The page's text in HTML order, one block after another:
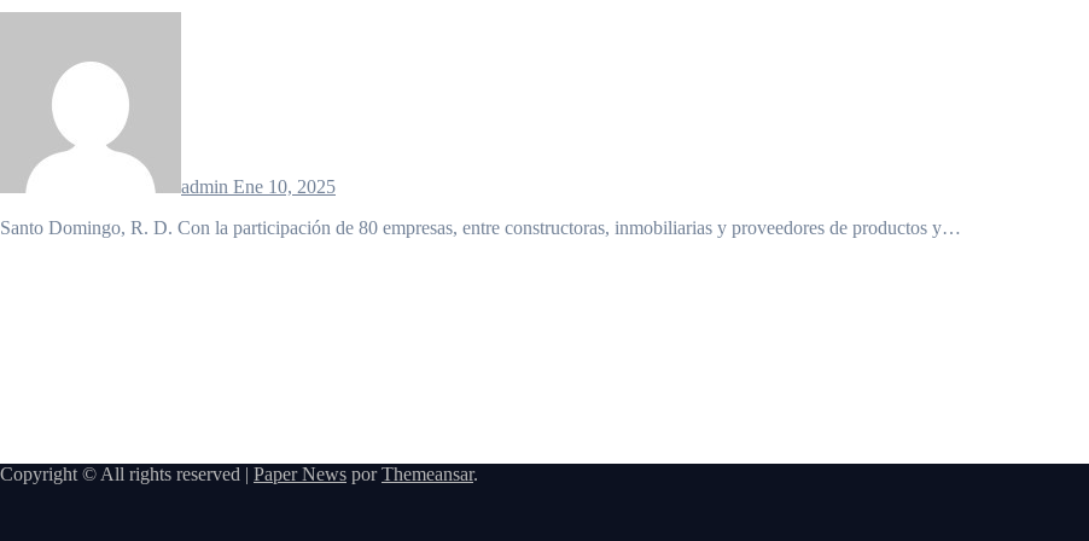
admin Ene 10, 2025
Santo Domingo, R. D. Con la participación de 80 empresas, entre constructoras, inmobiliarias y proveedores de productos y…
Copyright © All rights reserved | Paper News porThemeansar.